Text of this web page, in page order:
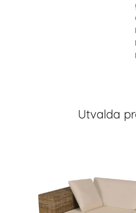
Utvalda